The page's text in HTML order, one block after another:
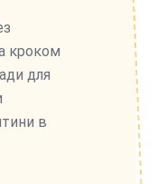
кроком
для
в